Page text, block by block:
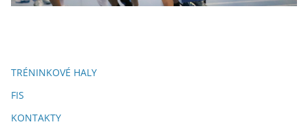
TRÉNINKOVÉ HALY
FIS
KONTAKTY